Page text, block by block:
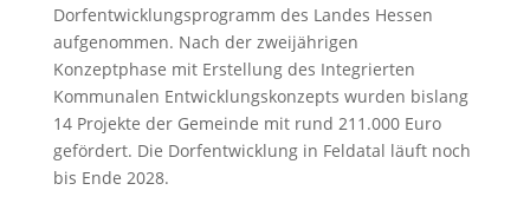
Dorfentwicklungsprogramm des Landes Hessen
aufgenommen. Nach der zweijährigen
Konzeptphase mit Erstellung des Integrierten
Kommunalen Entwicklungskonzepts wurden bislang
14 Projekte der Gemeinde mit rund 211.000 Euro
gefördert. Die Dorfentwicklung in Feldatal läuft noch
bis Ende 2028.